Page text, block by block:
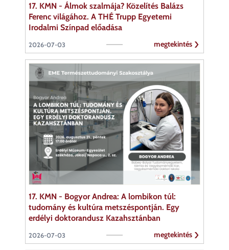
17. KMN - Álmok szalmája? Közelítés Balázs
Ferenc világához. A THÉ Trupp Egyetemi
Irodalmi Színpad előadása
2026-07-03 megtekintés
17. KMN - Bogyor Andrea: A lombikon túl:
tudomány és kultúra metszéspontján. Egy
erdélyi doktorandusz Kazahsztánban
2026-07-03 megtekintés